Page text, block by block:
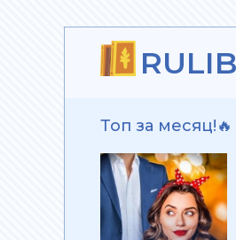
RULIB
Топ за месяц!🔥
Лэн